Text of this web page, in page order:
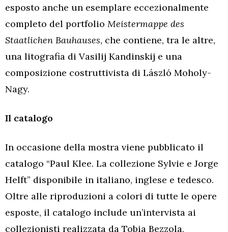
esposto anche un esemplare eccezionalmente
completo del portfolio Meistermappe des
Staatlichen Bauhauses, che contiene, tra le altre,
una litografia di Vasilij Kandinskij e una
composizione costruttivista di László Moholy-
Nagy.
Il catalogo
In occasione della mostra viene pubblicato il
catalogo “Paul Klee. La collezione Sylvie e Jorge
Helft” disponibile in italiano, inglese e tedesco.
Oltre alle riproduzioni a colori di tutte le opere
esposte, il catalogo include un’intervista ai
collezionisti realizzata da Tobia Bezzola,